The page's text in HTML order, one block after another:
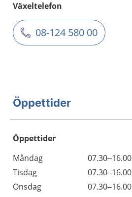
Växeltelefon
08-124 580 00
Öppettider
Öppettider
Dag
Öppettider
Kommentarer
Måndag
07.30–16.00
Tisdag
07.30–16.00
Onsdag
07.30–16.00